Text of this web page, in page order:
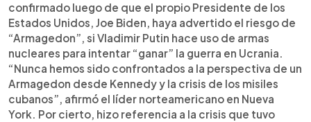
confirmado luego de que el propio Presidente de los
Estados Unidos, Joe Biden, haya advertido el riesgo de
“Armagedon”, si Vladimir Putin hace uso de armas
nucleares para intentar “ganar” la guerra en Ucrania.
“Nunca hemos sido confrontados a la perspectiva de un
Armagedon desde Kennedy y la crisis de los misiles
cubanos”, afirmó el líder norteamericano en Nueva
York. Por cierto, hizo referencia a la crisis que tuvo